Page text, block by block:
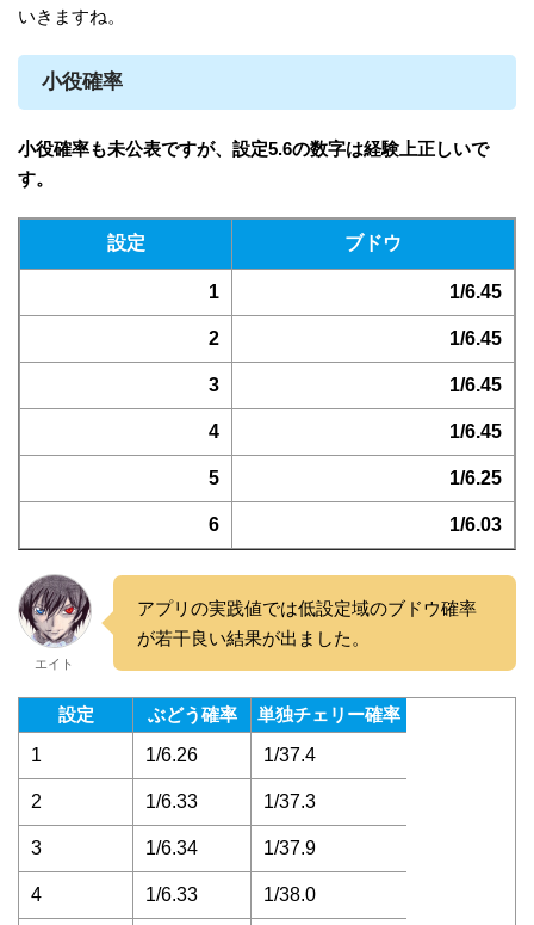
いきますね。
小役確率
小役確率も未公表ですが、設定5.6の数字は経験上正しいで
す。
設定 ブドウ
1 1/6.45
2 1/6.45
3 1/6.45
4 1/6.45
5 1/6.25
6 1/6.03
エイト
アプリの実践値では低設定域のブドウ確率
が若干良い結果が出ました。
設定 ぶどう確率
単独チェリー確率
1
1/6.26 1/37.4
2 1/6.33 1/37.3
3 1/6.34 1/37.9
4 1/6.33 1/38.0